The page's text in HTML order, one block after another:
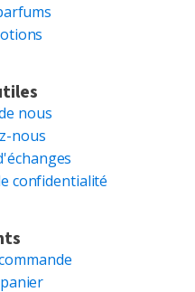
nous
nous
confidentialité